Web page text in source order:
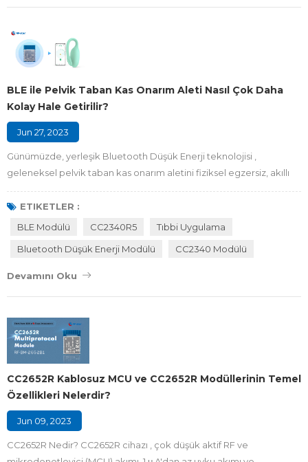
BLE ile Pelvik Taban Kas Onarım Aleti Nasıl Çok Daha
Kolay Hale Getirilir?
Jun 27, 2023
Günümüzde, yerleşik Bluetooth Düşük Enerji teknolojisi ,
geleneksel pelvik taban kas onarım aletini fiziksel egzersiz, akıllı
geri bildirim ve hemşirelik yükseltmesi ile tek bir moddan akıllı bir
kapalı döngü moduna yükseltmiştir; pelvik taban kas onarımı.
Belki de pelvik taban kaslarının ne olduğunu, pelvik taban kas
onarım aletinin na...
ETIKETLER :
BLE Modülü
CC2340R5
Tıbbi Uygulama
Bluetooth Düşük Enerji Modülü
CC2340 Modülü
Devamını Oku
CC2652R Kablosuz MCU ve CC2652R Modüllerinin Temel
Özellikleri Nelerdir?
Jun 09, 2023
CC2652R Nedir? CC2652R cihazı , çok düşük aktif RF ve